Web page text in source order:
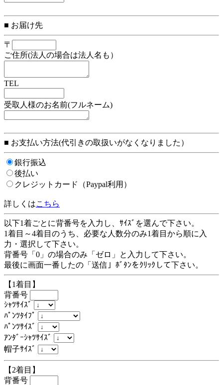
■ お届け先
〒
ご住所(法人の場合は法人名も）
TEL
受取人様のお名前(フルネーム)
■ お支払い方法(代引きの取扱いがなくなりました）
銀行振込
後払い
クレジットカード（Paypal利用）
詳しくはこちら
以下1着ごとに背番号を入力し、ｻｲｽﾞを選んで下さい。
1着目～4着目のうち、必要な人数分のみ1着目から順に入
力・選択して下さい。
背番号「0」の場合のみ「ゼロ」と入力して下さい。
最後に画面一番したの「送信」ﾎﾞﾀﾝをｸﾘｯｸして下さい。
【1着目】
背番号
ｼｬﾂｻｲｽﾞ
ﾊﾟﾝﾂﾀｲﾌﾟ
ﾊﾟﾝﾂｻｲｽﾞ
ｱﾝﾀﾞｰｼｬﾂｻｲｽﾞ
帽子ｻｲｽﾞ
【2着目】
背番号